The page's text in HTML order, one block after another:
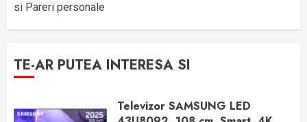
si Pareri personale
TE-AR PUTEA INTERESA SI
Televizor SAMSUNG LED